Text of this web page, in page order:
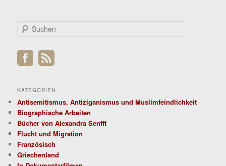
h
e
KATEGORIEN
Antisemitismus, Antiziganismus und Muslimfeindlichkeit
Biographische Arbeiten
Bücher von Alexandra Senfft
Flucht und Migration
Französisch
Griechenland